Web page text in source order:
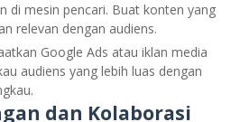
di mesin pencari. Buat konten yang
relevan dengan audiens.
Google Ads atau iklan media
audiens yang lebih luas dengan
dan Kolaborasi